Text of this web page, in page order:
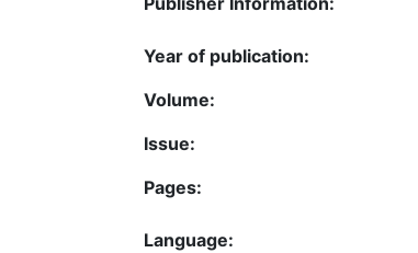
Year of publication:
Volume:
Issue:
Pages:
Language: